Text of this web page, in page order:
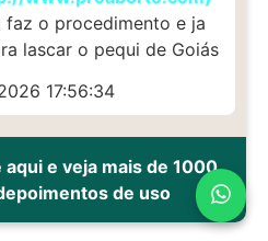
opções do momento!
e Misoprostol
reservados
faz o procedimento e ja
lascar o pequi de Goiás
17:56:34
aqui e veja mais de 1000
de uso